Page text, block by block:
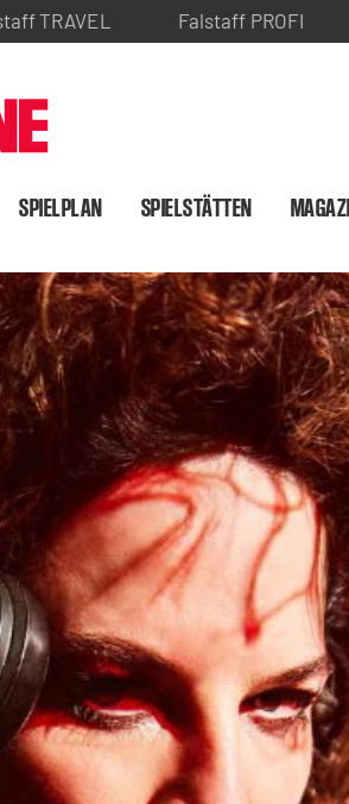
TRAVEL Falstaff PROFI
SPIELPLAN SPIELSTÄTTEN